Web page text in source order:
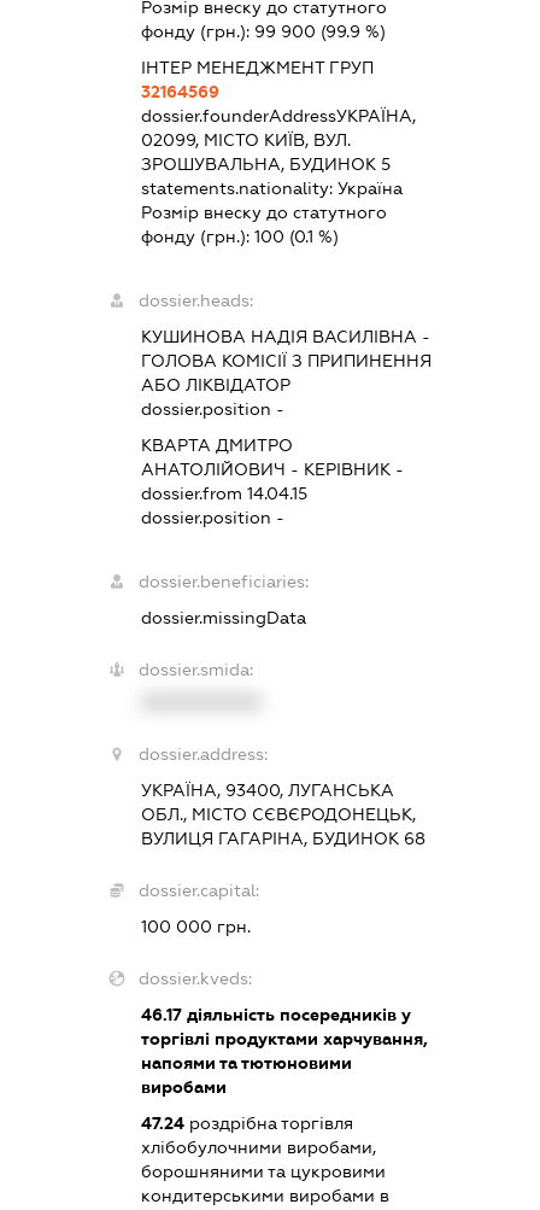
Розмір внеску до статутного
фонду (грн.): 99 900 (99.9 %)
ІНТЕР МЕНЕДЖМЕНТ ГРУП
32164569
dossier.founderAddressУКРАЇНА,
02099, МІСТО КИЇВ, ВУЛ.
ЗРОШУВАЛЬНА, БУДИНОК 5
statements.nationality:Україна
Розмір внеску до статутного
фонду (грн.):100 (0.1 %)
dossier.heads:
КУШИНОВА НАДІЯ ВАСИЛІВНА -
ГОЛОВА КОМІСІЇ З ПРИПИНЕННЯ
АБО ЛІКВІДАТОР
dossier.position -
КВАРТА ДМИТРО
АНАТОЛІЙОВИЧ - КЕРІВНИК -
dossier.from 14.04.15
dossier.position -
dossier.beneficiaries:
dossier.missingData
dossier.smida:
dossier.address:
УКРАЇНА, 93400, ЛУГАНСЬКА
ОБЛ., МІСТО СЄВЄРОДОНЕЦЬК,
ВУЛИЦЯ ГАГАРІНА, БУДИНОК 68
dossier.capital:
100 000 грн.
dossier.kveds:
46.17 діяльність посередників у
торгівлі продуктами харчування,
напоями та тютюновими
виробами
47.24 роздрібна торгівля
хлібобулочними виробами,
борошняними та цукровими
кондитерськими виробами в